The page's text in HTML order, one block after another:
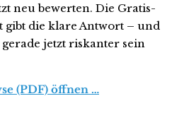
neu bewerten. Die Gratis-
gibt die klare Antwort – und
jetzt riskanter sein
(PDF) öffnen …